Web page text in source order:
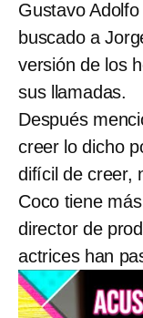
Gustavo
buscado a
versión de los
sus llamadas.
Después
creer lo dicho
difícil de creer,
Coco tiene
director de
actrices han